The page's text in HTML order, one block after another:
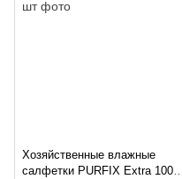
Хозяйственные влажные
салфетки PURFIX Extra 100